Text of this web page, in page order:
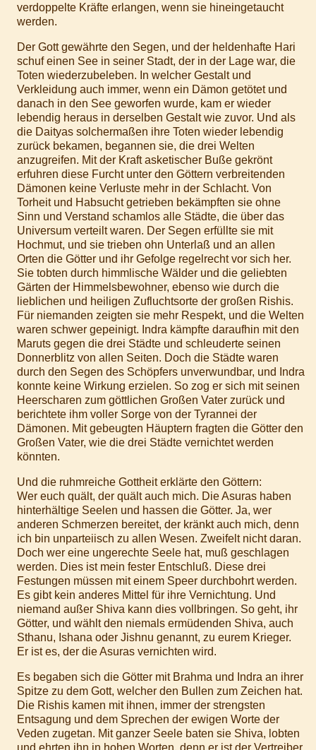
verdoppelte Kräfte erlangen, wenn sie hineingetaucht
werden.
Der Gott gewährte den Segen, und der heldenhafte Hari
schuf einen See in seiner Stadt, der in der Lage war, die
Toten wiederzubeleben. In welcher Gestalt und
Verkleidung auch immer, wenn ein Dämon getötet und
danach in den See geworfen wurde, kam er wieder
lebendig heraus in derselben Gestalt wie zuvor. Und als
die Daityas solchermaßen ihre Toten wieder lebendig
zurück bekamen, begannen sie, die drei Welten
anzugreifen. Mit der Kraft asketischer Buße gekrönt
erfuhren diese Furcht unter den Göttern verbreitenden
Dämonen keine Verluste mehr in der Schlacht. Von
Torheit und Habsucht getrieben bekämpften sie ohne
Sinn und Verstand schamlos alle Städte, die über das
Universum verteilt waren. Der Segen erfüllte sie mit
Hochmut, und sie trieben ohn Unterlaß und an allen
Orten die Götter und ihr Gefolge regelrecht vor sich her.
Sie tobten durch himmlische Wälder und die geliebten
Gärten der Himmelsbewohner, ebenso wie durch die
lieblichen und heiligen Zufluchtsorte der großen Rishis.
Für niemanden zeigten sie mehr Respekt, und die Welten
waren schwer gepeinigt. Indra kämpfte daraufhin mit den
Maruts gegen die drei Städte und schleuderte seinen
Donnerblitz von allen Seiten. Doch die Städte waren
durch den Segen des Schöpfers unverwundbar, und Indra
konnte keine Wirkung erzielen. So zog er sich mit seinen
Heerscharen zum göttlichen Großen Vater zurück und
berichtete ihm voller Sorge von der Tyrannei der
Dämonen. Mit gebeugten Häuptern fragten die Götter den
Großen Vater, wie die drei Städte vernichtet werden
könnten.
Und die ruhmreiche Gottheit erklärte den Göttern:
Wer euch quält, der quält auch mich. Die Asuras haben
hinterhältige Seelen und hassen die Götter. Ja, wer
anderen Schmerzen bereitet, der kränkt auch mich, denn
ich bin unparteiisch zu allen Wesen. Zweifelt nicht daran.
Doch wer eine ungerechte Seele hat, muß geschlagen
werden. Dies ist mein fester Entschluß. Diese drei
Festungen müssen mit einem Speer durchbohrt werden.
Es gibt kein anderes Mittel für ihre Vernichtung. Und
niemand außer Shiva kann dies vollbringen. So geht, ihr
Götter, und wählt den niemals ermüdenden Shiva, auch
Sthanu, Ishana oder Jishnu genannt, zu eurem Krieger.
Er ist es, der die Asuras vernichten wird.
Es begaben sich die Götter mit Brahma und Indra an ihrer
Spitze zu dem Gott, welcher den Bullen zum Zeichen hat.
Die Rishis kamen mit ihnen, immer der strengsten
Entsagung und dem Sprechen der ewigen Worte der
Veden zugetan. Mit ganzer Seele baten sie Shiva, lobten
und ehrten ihn in hohen Worten, denn er ist der Vertreiber